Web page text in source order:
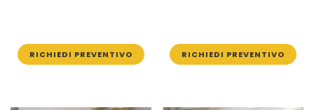
RICHIEDI PREVENTIVO RICHIEDI PREVENTIVO